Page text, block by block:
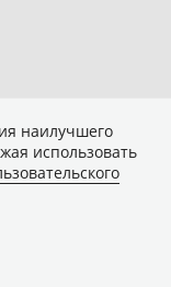
наилучшего
использовать